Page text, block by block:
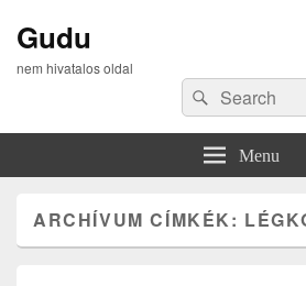
Gudu
nem hivatalos oldal
Search
for:
Search
Menu
ARCHÍVUM CÍMKÉK: